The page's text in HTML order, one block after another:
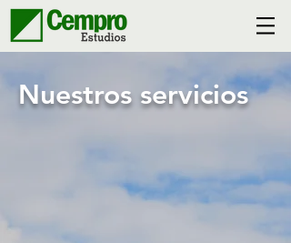
Nuestros servicios